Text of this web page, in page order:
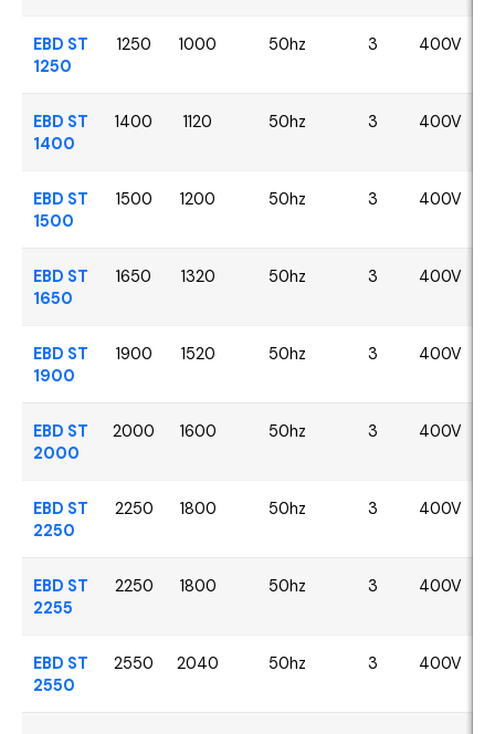
EBD ST
1250
1250 1000 50hz 3 400V
EBD ST
1400
1400 1120 50hz 3 400V
EBD ST
1500
1500 1200 50hz 3 400V
EBD ST
1650
1650 1320 50hz 3 400V
EBD ST
1900
1900 1520 50hz 3 400V
EBD ST
2000
2000 1600 50hz 3 400V
EBD ST
2250
2250 1800 50hz 3 400V
EBD ST
2255
2250 1800 50hz 3 400V
EBD ST
2550
2550 2040 50hz 3 400V